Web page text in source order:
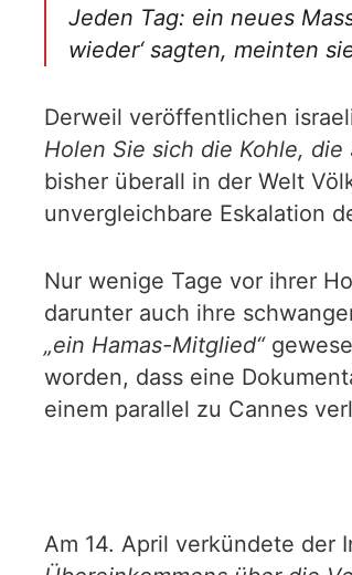
Jeden Tag: ein neues
wieder‘ sagten, meinten
Derweil veröffentlichen
Holen Sie sich die Kohle,
bisher überall in der Welt
unvergleichbare Eskalation
Nur wenige Tage vor ihrer
darunter auch ihre
„ein Hamas-Mitglied“
worden, dass eine
einem parallel zu Cannes
Am 14. April verkündete der